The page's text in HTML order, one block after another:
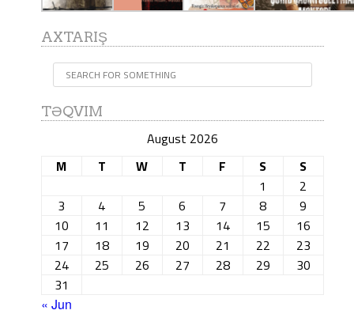
AXTARIŞ
TƏQVIM
August 2026
M
T W T F S
S
1
2
3
4 5 6 7 8
9
10
11 12 13 14 15
16
17
18 19 20 21 22
23
24
25 26 27 28 29
30
31
« Jun